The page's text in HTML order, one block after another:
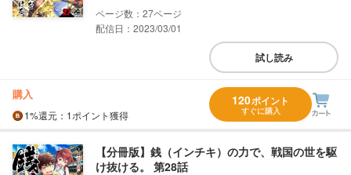
27
配信日：2023/03/01
試し読み
購入
1%還元 ：1ポイント獲得
120ポイント
すぐに購入
【分冊版】銭（インチキ）の力で、戦国の世を駆
け抜ける。 第28話